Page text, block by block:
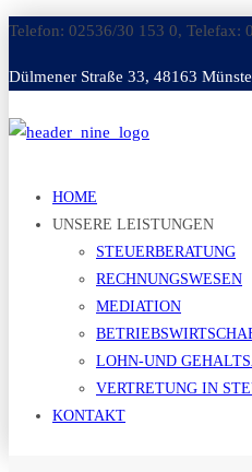
Telefon: 02536/30 153 0, Telefax:
Dülmener Straße 33, 48163
HOME
UNSERE LEISTUNGEN
STEUERBERATUNG
RECHNUNGSWESEN
MEDIATION
LOHN-UND
VERTRETUNG IN
KONTAKT